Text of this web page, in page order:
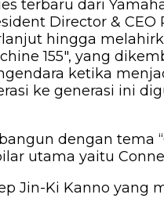
terbaru dari
Director &
hingga
155″, yang
ketika
ke generasi ini
dengan tema
utama yaitu
Jin-Ki Kanno